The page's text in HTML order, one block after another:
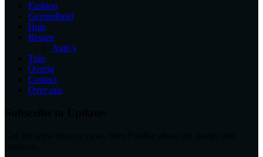
Fashion
Gezondheid
Huis
Reizen
Auto’s
Tuin
Overig
Contact
Over ons